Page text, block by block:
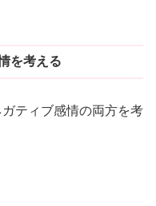
を考える
ティブ感情の両方を考